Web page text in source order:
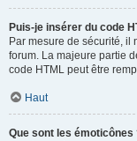
Puis-je insérer du code
Par mesure de sécurité, il
forum. La majeure partie
code HTML peut être
Haut
Que sont les émoticônes